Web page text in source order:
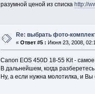
разумной ценой из спискаhttp://
Re: выбрать фото-
«Ответ #5 : Июня 23, 2008,
Canon EOS 450D 18-55 Kit -
В дальнейшем, когда
Ну, а если нужна молотилка, и